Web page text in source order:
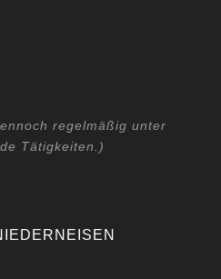
regelmäßig unter
Tätigkeiten.)